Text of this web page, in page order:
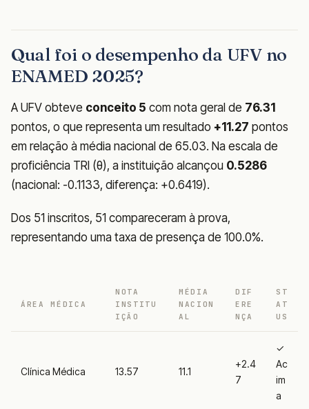
Qual foi o desempenho da UFV no
ENAMED 2025?
A UFV obteve conceito 5 com nota geral de 76.31
pontos, o que representa um resultado +11.27 pontos
em relação à média nacional de 65.03. Na escala de
proficiência TRI (θ), a instituição alcançou 0.5286
(nacional: -0.1133, diferença: +0.6419).
Dos 51 inscritos, 51 compareceram à prova,
representando uma taxa de presença de 100.0%.
ÁREA MÉDICA
NOTA
INSTITU
IÇÃO
MÉDIA
NACION
AL
DIF
ERE
NÇA
ST
AT
US
Clínica Médica 13.57 11.1
+2.4
7
✓
Ac
im
a